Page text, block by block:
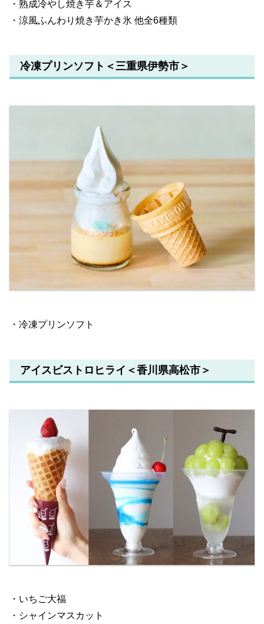
・熟成冷やし焼き芋＆アイス
・涼風ふんわり焼き芋かき氷 他全6種類
冷凍プリンソフト＜三重県伊勢市＞
・冷凍プリンソフト
アイスビストロヒライ＜香川県高松市＞
・いちご大福
・シャインマスカット